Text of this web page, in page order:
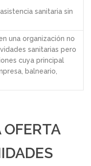
sanitaria sin
una organización no
sanitarias pero
cuya principal
balneario,